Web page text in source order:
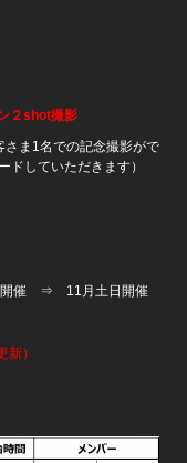
２shot撮影
さま1名での記念撮影がで
ドしていただきます）
開催 ⇒ 11月土日開催
新）